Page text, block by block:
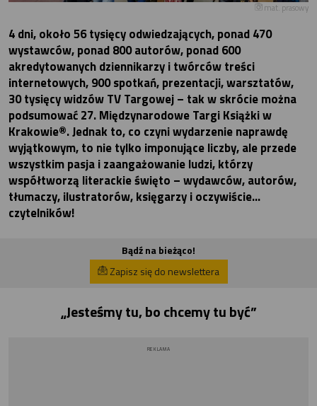
mat. prasowy
4 dni, około 56 tysięcy odwiedzających, ponad 470
wystawców, ponad 800 autorów, ponad 600
akredytowanych dziennikarzy i twórców treści
internetowych, 900 spotkań, prezentacji, warsztatów,
30 tysięcy widzów TV Targowej – tak w skrócie można
podsumować 27. Międzynarodowe Targi Książki w
Krakowie®. Jednak to, co czyni wydarzenie naprawdę
wyjątkowym, to nie tylko imponujące liczby, ale przede
wszystkim pasja i zaangażowanie ludzi, którzy
współtworzą literackie święto – wydawców, autorów,
tłumaczy, ilustratorów, księgarzy i oczywiście…
czytelników!
Bądź na bieżąco!
Zapisz się do newslettera
„Jesteśmy tu, bo chcemy tu być”
REKLAMA